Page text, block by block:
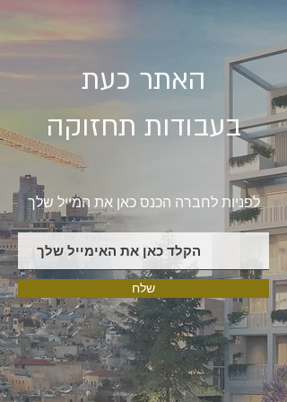
האתר כעת
בעבודות תחזוקה
לפניות לחברה הכנס כאן את המייל שלך
שלח